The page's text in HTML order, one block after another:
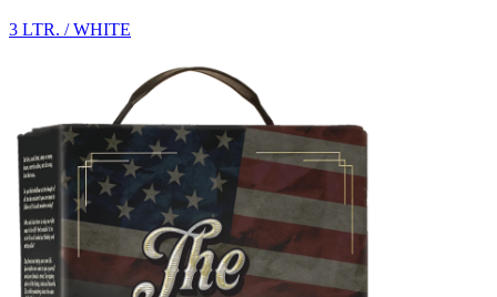
3 LTR. / WHITE